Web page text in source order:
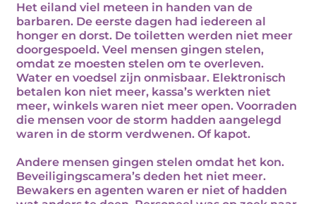
Het eiland viel meteen in handen van de
barbaren. De eerste dagen had iedereen al
honger en dorst. De toiletten werden niet meer
doorgespoeld. Veel mensen gingen stelen,
omdat ze moesten stelen om te overleven.
Water en voedsel zijn onmisbaar. Elektronisch
betalen kon niet meer, kassa’s werkten niet
meer, winkels waren niet meer open. Voorraden
die mensen voor de storm hadden aangelegd
waren in de storm verdwenen. Of kapot.
Andere mensen gingen stelen omdat het kon.
Beveiligingscamera’s deden het niet meer.
Bewakers en agenten waren er niet of hadden